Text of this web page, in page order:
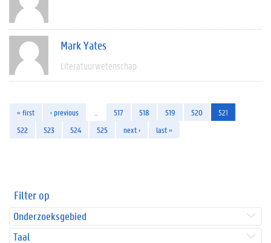
Mark Yates
Literatuurwetenschap
« first ‹ previous 517 518 519 520
521
522
523 524 525 next › last »
Filter op
Onderzoeksgebied
Taal